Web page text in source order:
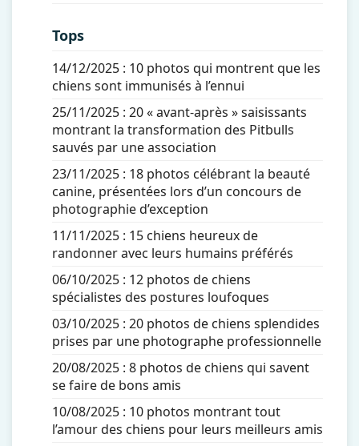
Tops
14/12/2025 : 10 photos qui montrent que les
chiens sont immunisés à l’ennui
25/11/2025 : 20 « avant-après » saisissants
montrant la transformation des Pitbulls
sauvés par une association
23/11/2025 : 18 photos célébrant la beauté
canine, présentées lors d’un concours de
photographie d’exception
11/11/2025 : 15 chiens heureux de
randonner avec leurs humains préférés
06/10/2025 : 12 photos de chiens
spécialistes des postures loufoques
03/10/2025 : 20 photos de chiens splendides
prises par une photographe professionnelle
20/08/2025 : 8 photos de chiens qui savent
se faire de bons amis
10/08/2025 : 10 photos montrant tout
l’amour des chiens pour leurs meilleurs amis